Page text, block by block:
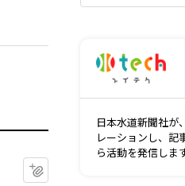
日本水道新聞社が
レーションし、記
ら活動を発信します